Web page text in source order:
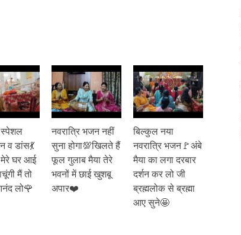
स्पेशल
व डांस💃
मेरे घर आई
मैं तो
लो🌹
नवरात्रि भजन नहीं
सुना होगा💯खिलते हैं
फूल गुलाब मैया तेरे
भवनों में छाई खुशबू
अपार❤️
बिल्कुल नया
नवरात्रि भजन🚩अंबे
मैया का लगा दरबार
दर्शन कर लो जी
ब्रह्मलोक से ब्रह्मा
आए सुने🤩